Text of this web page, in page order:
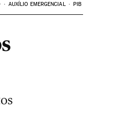
AUXÍLIO EMERGENCIAL PIB